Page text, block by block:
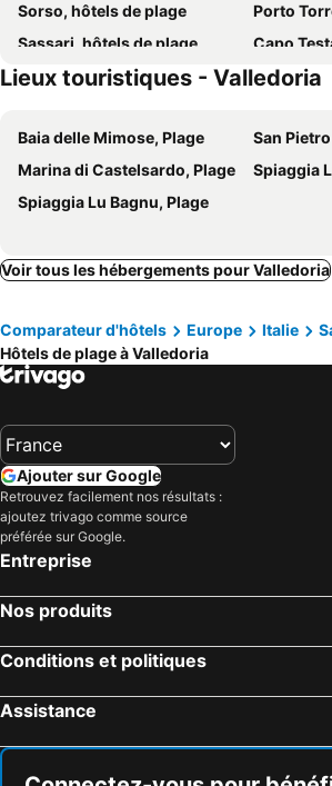
Hotel Residence Ampurias
L'Ancora
Hotel Castelsardo Domus Beach
Hotel
Rosa Dei Venti
Hotel
Sorso, hôtels de plage
Porto
Sassari, hôtels de plage
Capo
Sennori, hôtels de plage
Lieux touristiques - Valledoria
Baia delle Mimose, Plage
San
Marina di Castelsardo, Plage
Spiaggia
Spiaggia Lu Bagnu, Plage
Voir tous les hébergements pour Valledoria
Comparateur d'hôtels Europe Italie
Hôtels de plage à Valledoria
Ajouter sur Google
Retrouvez facilement nos résultats :
ajoutez trivago comme source
préférée sur Google.
Entreprise
Nos produits
Conditions et politiques
Assistance